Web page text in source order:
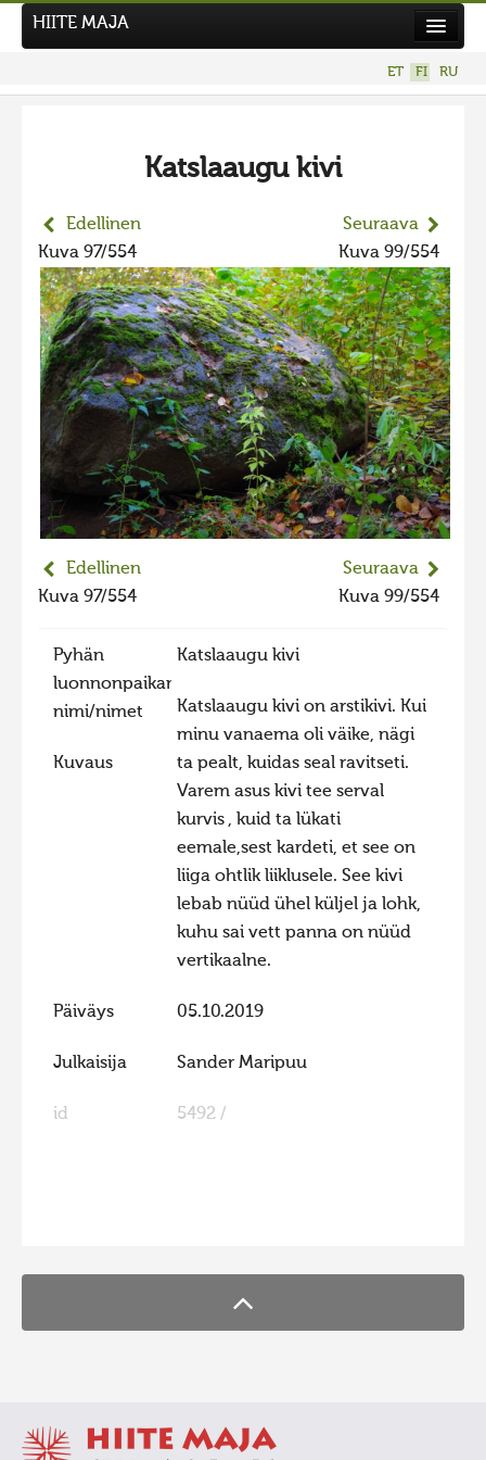
Hiite kuvavõistlus 2026
Hiisien kuvakilpailu 2025
2025 kuvakilpailu lisä
Liikuvad kuvad 2025
Hiisien kuvakilpailu 2024
2024 kuvakilpailu lisä
Liikkuvat kuvat 2024
Hiisien kuvakilpailu 2023
2023 kuvakilpailu lisä
Liikkuvat kuvat 2022
Hiite kuvavõistlus 2021
Liikkuvat kuvat 2021
Hiite kuvavõistlus 2020
Liikkuvat kuvat 2020
Hiite kuvavõistlus 2019
Hiite kuvavõistlus 2018
Hiite kuvavõistlus 2017
Hiite kuvavõistlus 2016
Hiite kuvavõistlus 2015
Hiite kuvavõistlus 2012
HIITE MAJA
ET FI RU
Katslaaugu kivi
Edellinen
Kuva 97/554
Seuraava
Kuva 99/554
Edellinen
Kuva 97/554
Seuraava
Kuva 99/554
Pyhän
luonnonpaikan
nimi/nimet
Katslaaugu kivi
Kuvaus
Katslaaugu kivi on arstikivi. Kui
minu vanaema oli väike, nägi
ta pealt, kuidas seal ravitseti.
Varem asus kivi tee serval
kurvis , kuid ta lükati
eemale,sest kardeti, et see on
liiga ohtlik liiklusele. See kivi
lebab nüüd ühel küljel ja lohk,
kuhu sai vett panna on nüüd
vertikaalne.
Päiväys 05.10.2019
Julkaisija Sander Maripuu
id 5492 /